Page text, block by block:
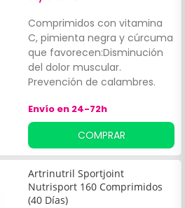
Comprimidos con vitamina
C, pimienta negra y cúrcuma
que favorecen:Disminución
del dolor muscular.
Prevención de calambres.
articulaciones. Contiene
propiedades antioxidantes,
antiinflamatorias, además de
activar el sistema inmune.
Envío en 24-72h
COMPRAR
Artrinutril Sportjoint
Nutrisport 160 Comprimidos
(40 Días)